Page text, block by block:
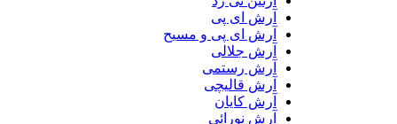
آرش ای پی
آرش ای پی و مسیح
آرش جلالی
آرش رستمی
آرش قالیچی
آرش کایان
آرش نورائی